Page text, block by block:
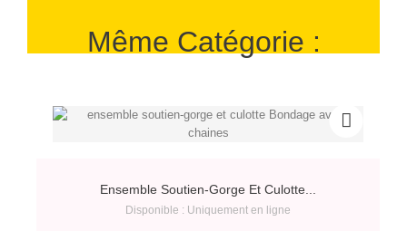
Même Catégorie :
Ensemble Soutien-Gorge Et Culotte...
Disponible : Uniquement en ligne